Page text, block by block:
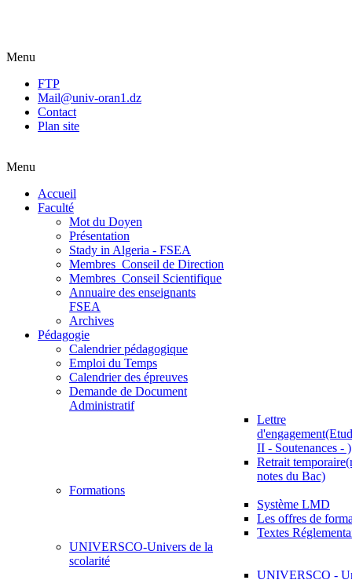
Menu
FTP
Mail@univ-oran1.dz
Contact
Plan site
Menu
Accueil
Faculté
Mot du Doyen
Présentation
Stady in Algeria - FSEA
Membres_Conseil de Direction
Membres_Conseil Scientifique
Annuaire des enseignants
FSEA
Archives
Pédagogie
Calendrier pédagogique
Emploi du Temps
Calendrier des épreuves
Demande de Document
Administratif
Lettre
II - Soutenances - )
Retrait
notes du Bac)
Formations
Système LMD
Les offres de
Textes
UNIVERSCO-Univers de la
scolarité
UNIVERSCO -